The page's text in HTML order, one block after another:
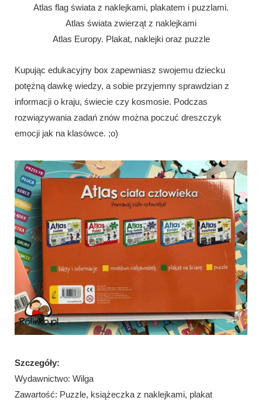
Atlas flag świata z naklejkami, plakatem i puzzlami.
Atlas świata zwierząt z naklejkami
Atlas Europy. Plakat, naklejki oraz puzzle
Kupując edukacyjny box zapewniasz swojemu dziecku
potężną dawkę wiedzy, a sobie przyjemny sprawdzian z
informacji o kraju, świecie czy kosmosie. Podczas
rozwiązywania zadań znów można poczuć dreszczyk
emocji jak na klasówce. ;o)
Szczegóły:
Wydawnictwo: Wilga
Zawartość: Puzzle, książeczka z naklejkami, plakat